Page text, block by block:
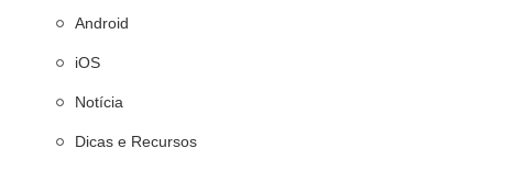
Android
iOS
Notícia
Dicas e Recursos